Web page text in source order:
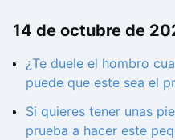
14 de octubre de
¿Te duele el hombro
puede que este sea el
Si quieres tener unas
prueba a hacer este